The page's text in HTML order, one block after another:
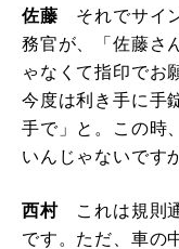
佐藤 それでサイ
務官が、「佐藤さ
ゃなくて指印でお
今度は利き手に手
手で」と。この時
いんじゃないです
西村 これは規則
です。ただ、車の